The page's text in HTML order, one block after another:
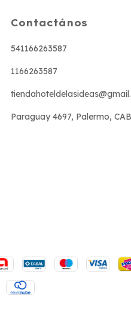
Contactános
541166263587
1166263587
Paraguay 4697, Palermo,